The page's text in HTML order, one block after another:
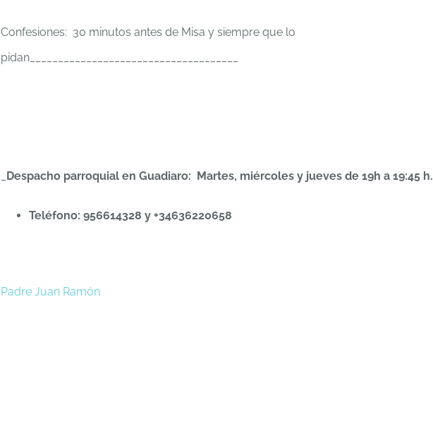
Confesiones: 30 minutos antes de Misa y siempre que lo
pidan_____________________________________
Despacho parroquial en Guadiaro: Martes, miércoles y jueves de 19h a 19:45 h.
Teléfono: 956614328 y +34636220658
Padre Juan Ramón